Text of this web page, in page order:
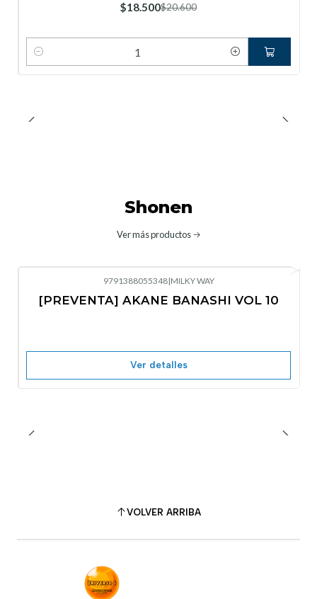
$18.500$20.600
Cantidad
Shonen
Ver más productos
No disponible
9791388055348|MILKY WAY
[PREVENTA] AKANE BANASHI VOL 10
Ver detalles
VOLVER ARRIBA